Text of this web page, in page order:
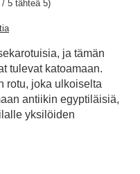
/ 5 tähteä 5)
ja tämän
tulevat katoamaan.
rotu, joka ulkoiselta
antiikin egyptiläisiä,
yksilöiden